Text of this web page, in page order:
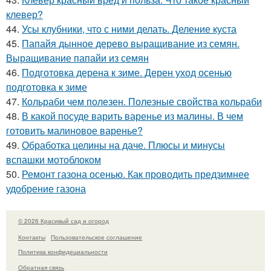
клевер?
44. Усы клубники, что с ними делать. Деление куста
45. Папайя дынное дерево выращивание из семян.
Выращивание папайи из семян
46. Подготовка дерена к зиме. Дерен уход осенью
подготовка к зиме
47. Кольраби чем полезен. Полезные свойства кольраби
48. В какой посуде варить варенье из малины. В чем
готовить малиновое варенье?
49. Обработка целины на даче. Плюсы и минусы
вспашки мотоблоком
50. Ремонт газона осенью. Как проводить предзимнее
удобрение газона
© 2026 Красивый сад и огород
Контакты
Пользовательское соглашение
Политика конфидециальности
Обратная связь